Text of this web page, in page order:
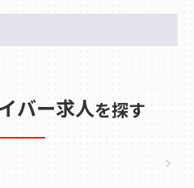
バー求人を探す